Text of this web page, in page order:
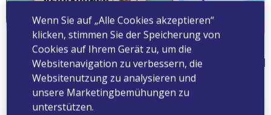
Die Verdauungscouch
Grippe? Nicht
Willkommen in
Wenn Sie auf „Alle Cookies akzeptieren“
klicken, stimmen Sie der Speicherung von
Cookies auf Ihrem Gerät zu, um die
Websitenavigation zu verbessern, die
Websitenutzung zu analysieren und
unsere Marketingbemühungen zu
unterstützen.